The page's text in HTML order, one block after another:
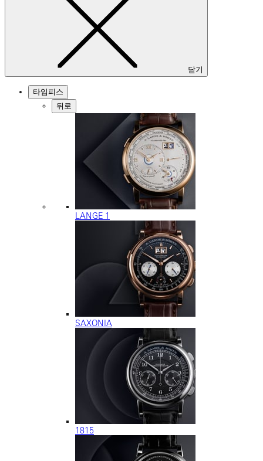
닫기
타임피스
뒤로
LANGE 1
SAXONIA
1815